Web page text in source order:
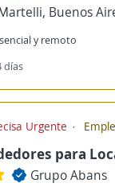
Buenos
y remoto
días
Urgente
para
Grupo Abans